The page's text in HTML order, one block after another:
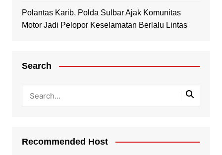
Polantas Karib, Polda Sulbar Ajak Komunitas
Motor Jadi Pelopor Keselamatan Berlalu Lintas
Search
Recommended Host